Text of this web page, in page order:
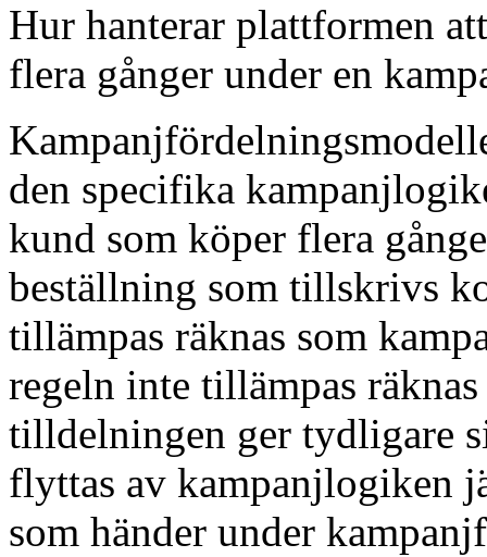
Hur hanterar plattformen
flera gånger under en
den specifika
kund som köper flera
beställning som tillskrivs
tillämpas räknas som
regeln inte tillämpas
tilldelningen ger tydligare
flyttas av kampanjlogiken
som händer under